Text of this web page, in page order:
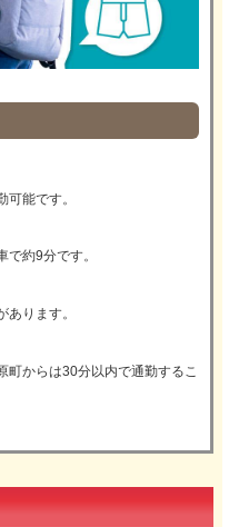
能です。
約9分です。
ります。
町からは30分以内で通勤するこ